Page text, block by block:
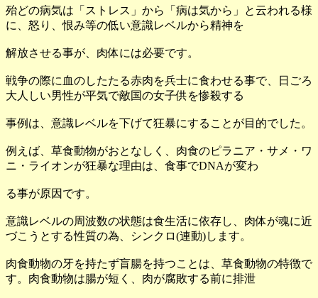
殆どの病気は「ストレス」から「病は気から」と云われる様
に、怒り、恨み等の低い意識レベルから精神を
解放させる事が、肉体には必要です。
戦争の際に血のしたたる赤肉を兵士に食わせる事で、日ごろ
大人しい男性が平気で敵国の女子供を惨殺する
事例は、意識レベルを下げて狂暴にすることが目的でした。
例えば、草食動物がおとなしく、肉食のピラニア・サメ・ワ
ニ・ライオンが狂暴な理由は、食事でDNAが変わ
る事が原因です。
意識レベルの周波数の状態は食生活に依存し、肉体が魂に近
づこうとする性質の為、シンクロ(連動)します。
肉食動物の牙を持たず盲腸を持つことは、草食動物の特徴で
す。肉食動物は腸が短く、肉が腐敗する前に排泄